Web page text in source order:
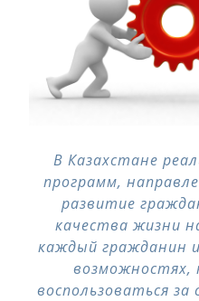
В Казахстане
программ,
развитие
качества жизни
каждый гражданин
воспользоваться